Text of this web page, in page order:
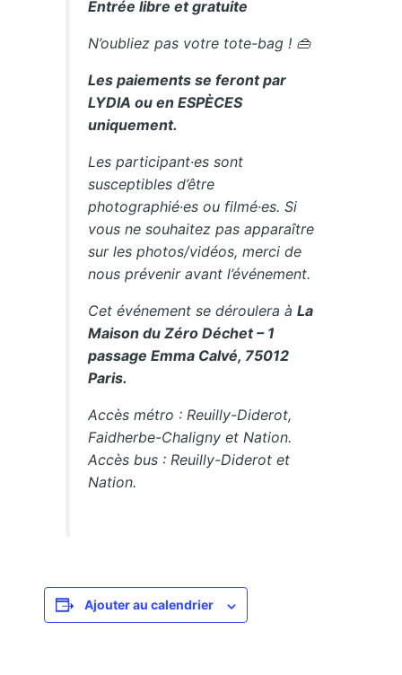
Entrée libre et gratuite
N’oubliez pas votre tote-bag ! 👜
Les paiements se feront par
LYDIA ou en ESPÈCES
uniquement.
Les participant·es sont
susceptibles d’être
photographié·es ou filmé·es. Si
vous ne souhaitez pas apparaître
sur les photos/vidéos, merci de
nous prévenir avant l’événement.
Cet événement se déroulera àLa
Maison du Zéro Déchet – 1
passage Emma Calvé, 75012
Paris.
Accès métro : Reuilly-Diderot,
Faidherbe-Chaligny et Nation.
Accès bus : Reuilly-Diderot et
Nation.
Ajouter au calendrier